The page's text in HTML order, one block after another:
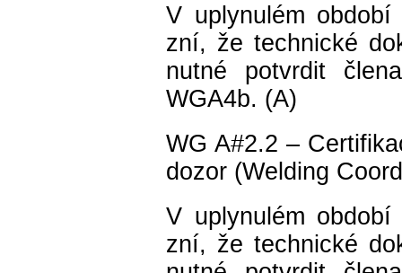
V uplynulém
zní, že technické
nutné potvrdit
WGA4b. (A)
WG A#2.2 –
dozor (Welding
V uplynulém
zní, že technické